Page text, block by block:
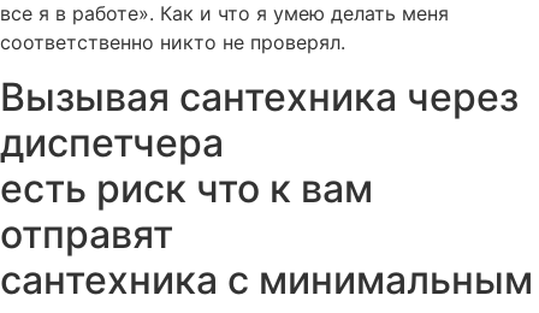
все я в работе». Как и что я умею делать меня
соответственно никто не проверял.
Вызывая сантехника через
диспетчера
есть риск что к вам
отправят
сантехника с минимальным